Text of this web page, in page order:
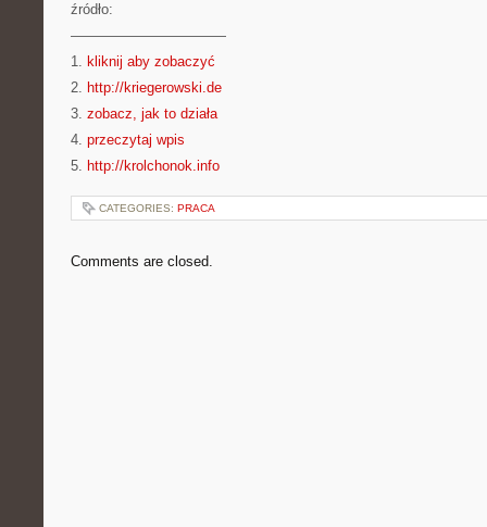
źródło:
———————————
1. kliknij aby zobaczyć
2. http://kriegerowski.de
3. zobacz, jak to działa
4. przeczytaj wpis
5. http://krolchonok.info
CATEGORIES: PRACA
Comments are closed.